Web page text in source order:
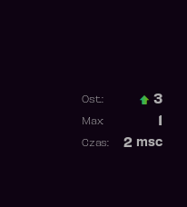
Ost.: 3
Max:
2 msc
Czas: